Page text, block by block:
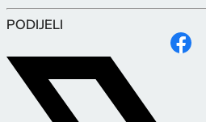
PODIJELI